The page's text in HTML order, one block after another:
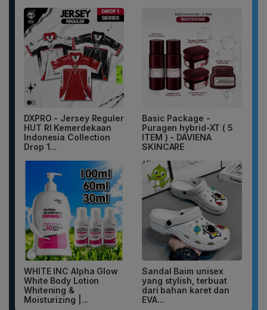
DXPRO - Jersey Reguler
HUT RI Kemerdekaan
Indonesia Collection
Drop 1...
Basic Package -
Puragen hybrid-XT ( 5
ITEM ) - DAVIENA
SKINCARE
WHITE INC Alpha Glow
White Body Lotion
Whitening &
Moisturizing |...
Sandal Baim unisex
yang stylish, terbuat
dari bahan karet dan
EVA...